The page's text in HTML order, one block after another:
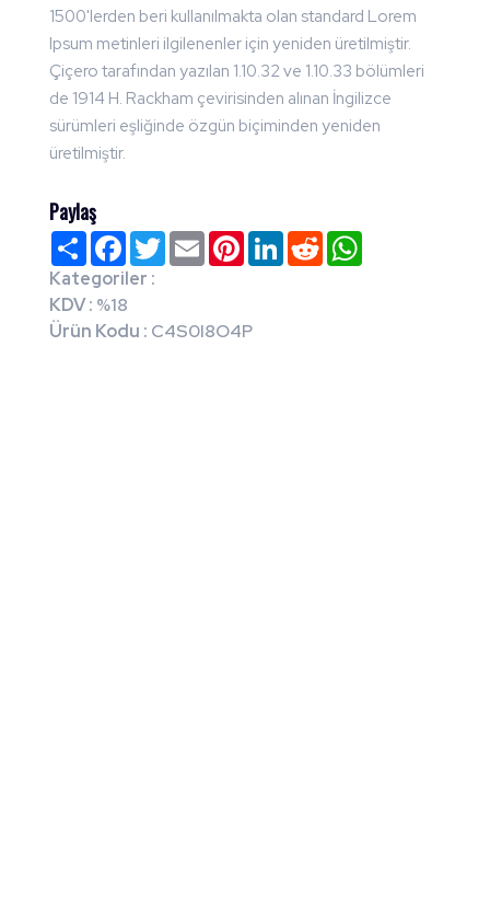
1500'lerden beri kullanılmakta olan standard Lorem
Ipsum metinleri ilgilenenler için yeniden üretilmiştir.
Çiçero tarafından yazılan 1.10.32 ve 1.10.33 bölümleri
de 1914 H. Rackham çevirisinden alınan İngilizce
sürümleri eşliğinde özgün biçiminden yeniden
üretilmiştir.
Paylaş
PaylaşFacebook
TwitterEmailPinterest
LinkedIn
Reddit
Kategoriler :
KDV : %18
Ürün Kodu : C4S0I8O4P